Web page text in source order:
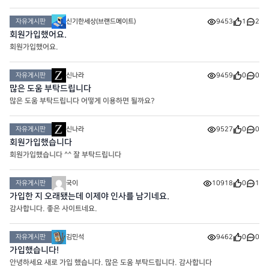
자유게시판 신기한세상(브랜드메이트) 9453 1 2
회원가입했어요.
회원가입했어요.
자유게시판 신나라 9459 0 0
많은 도움 부탁드립니다
많은 도움 부탁드립니다 어떻게 이용하면 될까요?
자유게시판 신나라 9527 0 0
회원가입했습니다
회원가입했습니다 ^^ 잘 부탁드립니다
자유게시판 국이 10918 0 1
가입한 지 오래됐는데 이제야 인사를 남기네요.
감사합니다. 좋은 사이트네요.
자유게시판 김민석 9462 0 0
가입했습니다!
안녕하세요 새로 가입 했습니다. 많은 도움 부탁드립니다. 감사합니다